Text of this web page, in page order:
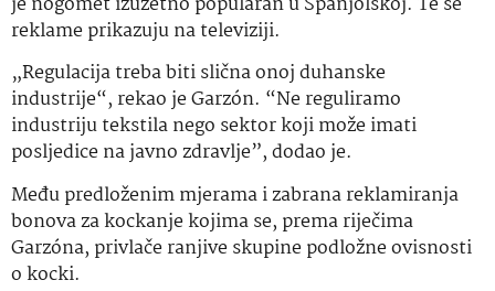
reklame prikazuju na televiziji.
„Regulacija treba biti slična onoj duhanske
industrije“, rekao je Garzón. “Ne reguliramo
industriju tekstila nego sektor koji može imati
posljedice na javno zdravlje”, dodao je.
Među predloženim mjerama i zabrana reklamiranja
bonova za kockanje kojima se, prema riječima
Garzóna, privlače ranjive skupine podložne ovisnosti
o kocki.